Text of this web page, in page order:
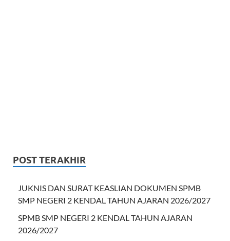
POST TERAKHIR
JUKNIS DAN SURAT KEASLIAN DOKUMEN SPMB
SMP NEGERI 2 KENDAL TAHUN AJARAN 2026/2027
SPMB SMP NEGERI 2 KENDAL TAHUN AJARAN
2026/2027